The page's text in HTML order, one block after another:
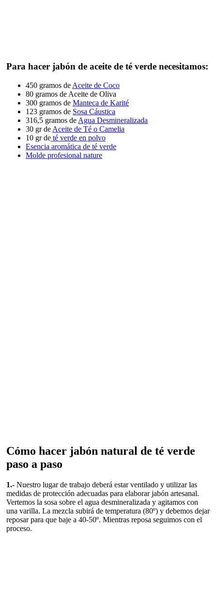
Para hacer jabón de aceite de té verde necesitamos:
450 gramos de Aceite de Coco
80 gramos de Aceite de Oliva
300 gramos de Manteca de Karité
123 gramos de Sosa Cáustica
316,5 gramos de Agua Desmineralizada
30 gr de Aceite de Té o Camelia
10 gr de té verde en polvo
Esencia aromática de té verde
Molde profesional nature
Cómo hacer jabón natural de té verde
paso a paso
1.- Nuestro lugar de trabajo deberá estar ventilado y utilizar las
medidas de protección adecuadas para elaborar jabón artesanal.
Vertemos la sosa sobre el agua desmineralizada y agitamos con
una varilla. La mezcla subirá de temperatura (80º) y debemos dejar
reposar para que baje a 40-50º. Mientras reposa seguimos con el
proceso.